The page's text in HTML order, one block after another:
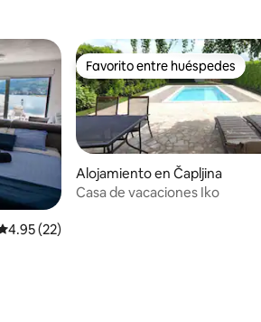
promedio: 4.95 de 5, 22 reseñas
4.95 (22)
Favorito entre huéspedes
Favorito entre huéspedes
Alojamiento en Čapljina
Casa de vacaciones Iko